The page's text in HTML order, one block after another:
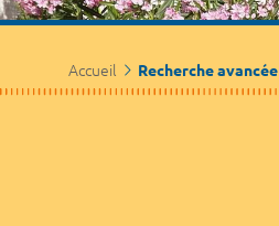
Accueil Recherche avancée